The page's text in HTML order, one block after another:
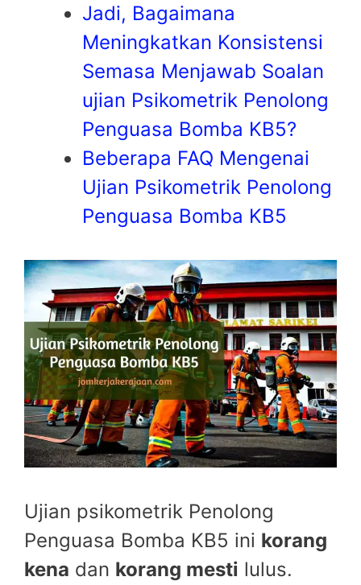
Jadi, Bagaimana
Meningkatkan Konsistensi
Semasa Menjawab Soalan
ujian Psikometrik Penolong
Penguasa Bomba KB5?
Beberapa FAQ Mengenai
Ujian Psikometrik Penolong
Penguasa Bomba KB5
Ujian psikometrik Penolong
Penguasa Bomba KB5 ini korang
kena dan korang mesti lulus.